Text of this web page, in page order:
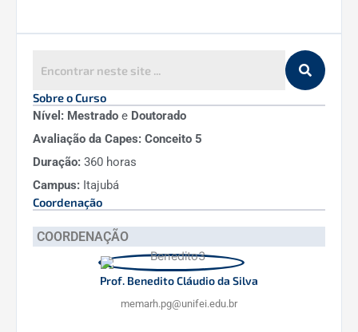
Sobre o Curso
Nível: Mestrado e Doutorado
Avaliação da Capes: Conceito 5
Duração: 360 horas
Campus: Itajubá
Coordenação
COORDENAÇÃO
Prof. Benedito Cláudio da Silva
memarh.pg@unifei.edu.br